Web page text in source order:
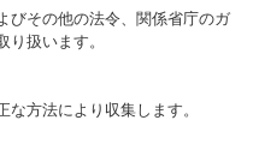
びその他の法令、関係省庁のガ
扱います。
方法により収集します。